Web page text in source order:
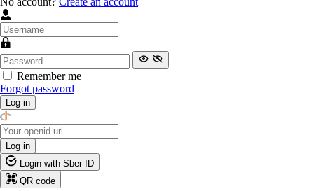
Remember me
Forgot password
Log in
Log in
Login with Sber ID
QR code